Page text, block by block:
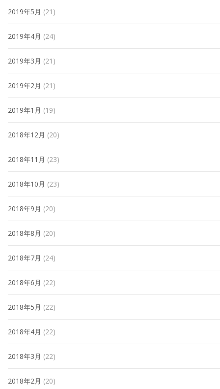
2019年5月 (21)
2019年4月 (24)
2019年3月 (21)
2019年2月 (21)
2019年1月 (19)
2018年12月 (20)
2018年11月 (23)
2018年10月 (23)
2018年9月 (20)
2018年8月 (20)
2018年7月 (24)
2018年6月 (22)
2018年5月 (22)
2018年4月 (22)
2018年3月 (22)
2018年2月 (20)